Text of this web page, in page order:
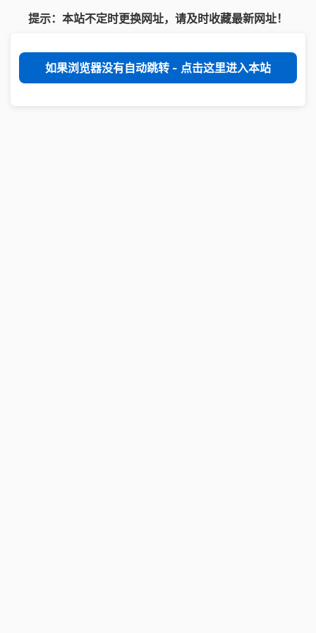
提示：本站不定时更换网址，请及时收藏最新网址！
如果浏览器没有自动跳转 - 点击这里进入本站